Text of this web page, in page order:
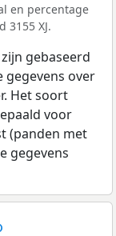
en percentage
XJ.
gebaseerd
gegevens over
Het soort
voor
(panden met
gegevens